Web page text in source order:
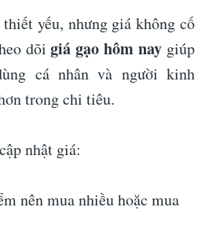
yếu, nhưng giá không cố
dõigiá gạo hôm nay giúp
cá nhân và người kinh
trong chi tiêu.
nhật giá:
nên mua nhiều hoặc mua